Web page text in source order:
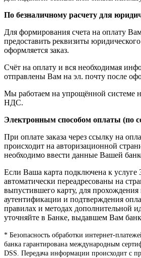
По безналичному расчету для
Для формирования счета на оплату
предоставить реквизиты
оформляется заказ.
Счёт на оплату и вся необходимая
отправлены Вам на эл. почту после
Мы работаем на упрощённой системе
НДС.
Электронным способом оплаты (по
При оплате заказа через ссылку на
происходит на авторизационной
необходимо ввести данные Вашей
Если Ваша карта подключена к услуге
автоматически переадресованы на
выпустившего карту, для
аутентификации и подтверждения
правилах и методах дополнительной
уточняйте в Банке, выдавшем Вам
* Безопасность обработки интернет-
банка гарантирована международным
DSS. Передача информации происходит с